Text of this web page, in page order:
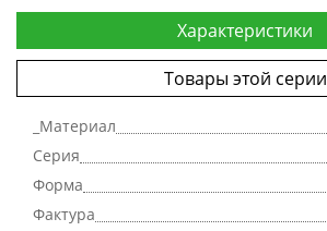
Характеристики
Товары этой серии
_Материал
Серия
Форма
Фактура